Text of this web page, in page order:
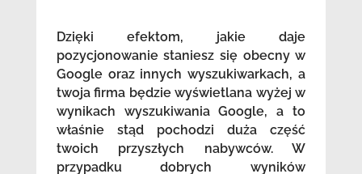
Dzięki efektom, jakie daje
pozycjonowanie staniesz się obecny w
Google oraz innych wyszukiwarkach, a
twoja firma będzie wyświetlana wyżej w
wynikach wyszukiwania Google, a to
właśnie stąd pochodzi duża część
twoich przyszłych nabywców. W
przypadku dobrych wyników